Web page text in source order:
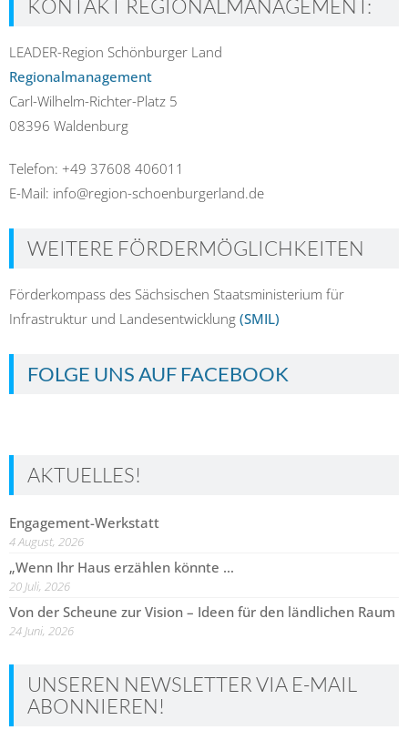
KONTAKT REGIONALMANAGEMENT:
LEADER-Region Schönburger Land
Regionalmanagement
Carl-Wilhelm-Richter-Platz 5
08396 Waldenburg
Telefon: +49 37608 406011
E-Mail: info@region-schoenburgerland.de
WEITERE FÖRDERMÖGLICHKEITEN
Förderkompass des Sächsischen Staatsministerium für
Infrastruktur und Landesentwicklung (SMIL)
FOLGE UNS AUF FACEBOOK
AKTUELLES!
Engagement-Werkstatt
4 August, 2026
„Wenn Ihr Haus erzählen könnte …
20 Juli, 2026
Von der Scheune zur Vision – Ideen für den ländlichen Raum
24 Juni, 2026
UNSEREN NEWSLETTER VIA E-MAIL
ABONNIEREN!